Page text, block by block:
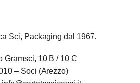
Sci, Packaging dal 1967.
Gramsci, 10 B / 10 C
– Soci (Arezzo)